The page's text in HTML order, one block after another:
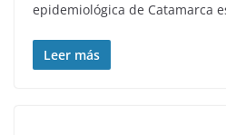
epidemiológica de Catamarca
Leer más